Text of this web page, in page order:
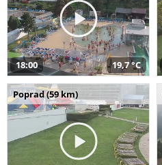
18:00 19,7 °C
Poprad (59 km)